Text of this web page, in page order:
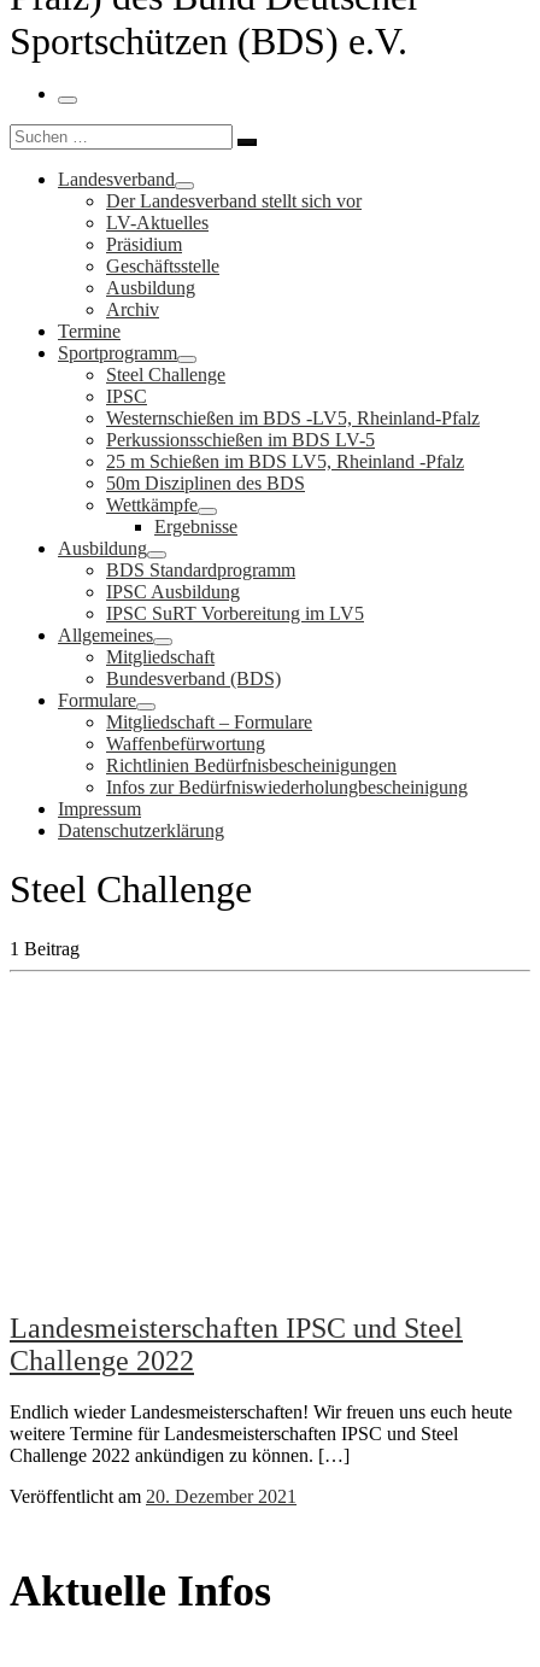
Sportschützen (BDS) e.V.
Menü
Suche
Suchen …
Landesverband
Der Landesverband stellt sich vor
LV-Aktuelles
Präsidium
Geschäftsstelle
Ausbildung
Archiv
Termine
Sportprogramm
Steel Challenge
IPSC
Westernschießen im BDS -LV5, Rheinland-Pfalz
Perkussionsschießen im BDS LV-5
25 m Schießen im BDS LV5, Rheinland -Pfalz
50m Disziplinen des BDS
Wettkämpfe
Ergebnisse
Ausbildung
BDS Standardprogramm
IPSC Ausbildung
IPSC SuRT Vorbereitung im LV5
Allgemeines
Mitgliedschaft
Bundesverband (BDS)
Formulare
Mitgliedschaft – Formulare
Waffenbefürwortung
Richtlinien Bedürfnisbescheinigungen
Infos zur Bedürfniswiederholungbescheinigung
Impressum
Datenschutzerklärung
Steel Challenge
1 Beitrag
Landesmeisterschaften IPSC und Steel
Challenge 2022
Endlich wieder Landesmeisterschaften! Wir freuen uns euch heute
weitere Termine für Landesmeisterschaften IPSC und Steel
Challenge 2022 ankündigen zu können. […]
Veröffentlicht am 20. Dezember 2021
Aktuelle Infos